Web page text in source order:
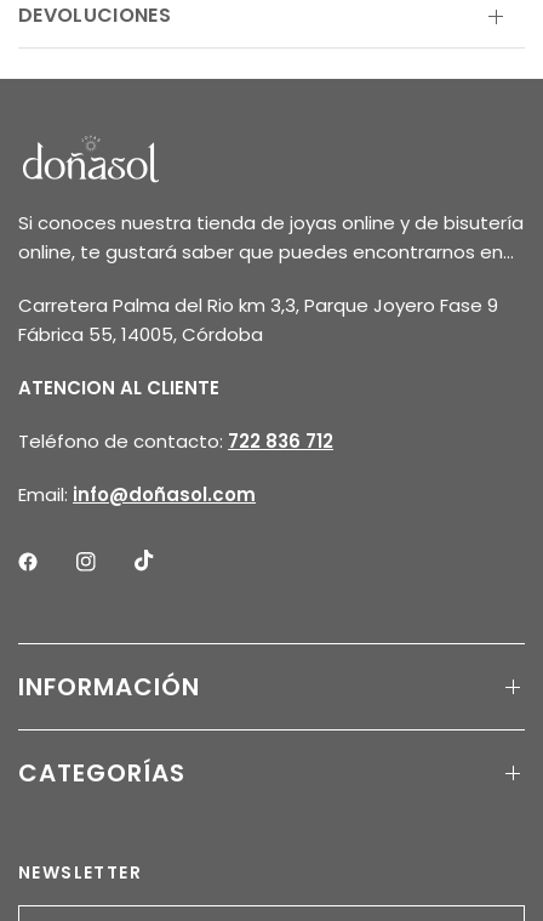
DEVOLUCIONES
Si conoces nuestra tienda de joyas online y de bisutería
online, te gustará saber que puedes encontrarnos en...
Carretera Palma del Rio km 3,3, Parque Joyero Fase 9
Fábrica 55, 14005, Córdoba
ATENCION AL CLIENTE
Teléfono de contacto: 722 836 712
Email: info@doñasol.com
INFORMACIÓN
CATEGORÍAS
NEWSLETTER